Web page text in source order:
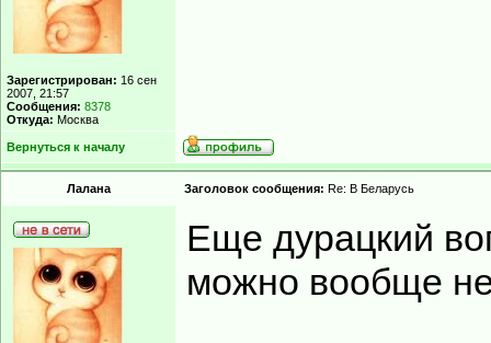
Зарегистрирован: 16 сен
2007, 21:57
Сообщения: 8378
Откуда: Москва
Вернуться к началу
Лалана Заголовок сообщения: Re: В Беларусь
Еще дурацкий
можно вообще